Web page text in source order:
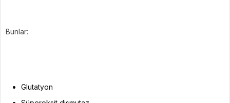
Bunlar:
Glutatyon